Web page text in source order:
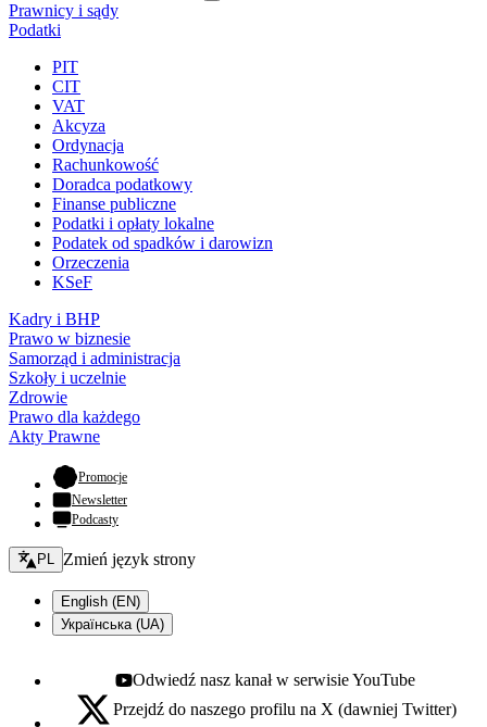
Prawnicy i sądy
Podatki
PIT
CIT
VAT
Akcyza
Ordynacja
Rachunkowość
Doradca podatkowy
Finanse publiczne
Podatki i opłaty lokalne
Podatek od spadków i darowizn
Orzeczenia
KSeF
Kadry i BHP
Prawo w biznesie
Samorząd i administracja
Szkoły i uczelnie
Zdrowie
Prawo dla każdego
Akty Prawne
Promocje- otwiera się w nowej karcie
Newsletter
Podcasty
Zmień język - bieżący:
PL Zmień język strony
English (EN)
Українська (UA)
Youtube - otwiera się w nowej karcie
Odwiedź nasz kanał w serwisie YouTube
X - otwiera się w nowej karcie
Przejdź do naszego profilu na X (dawniej Twitter)